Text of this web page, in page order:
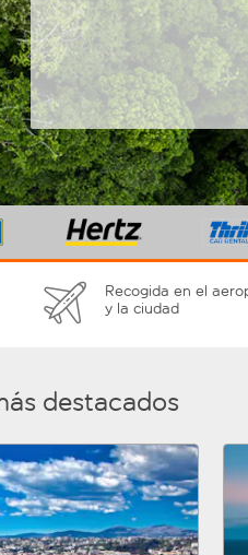
Recogida en el
y la ciudad
destacados